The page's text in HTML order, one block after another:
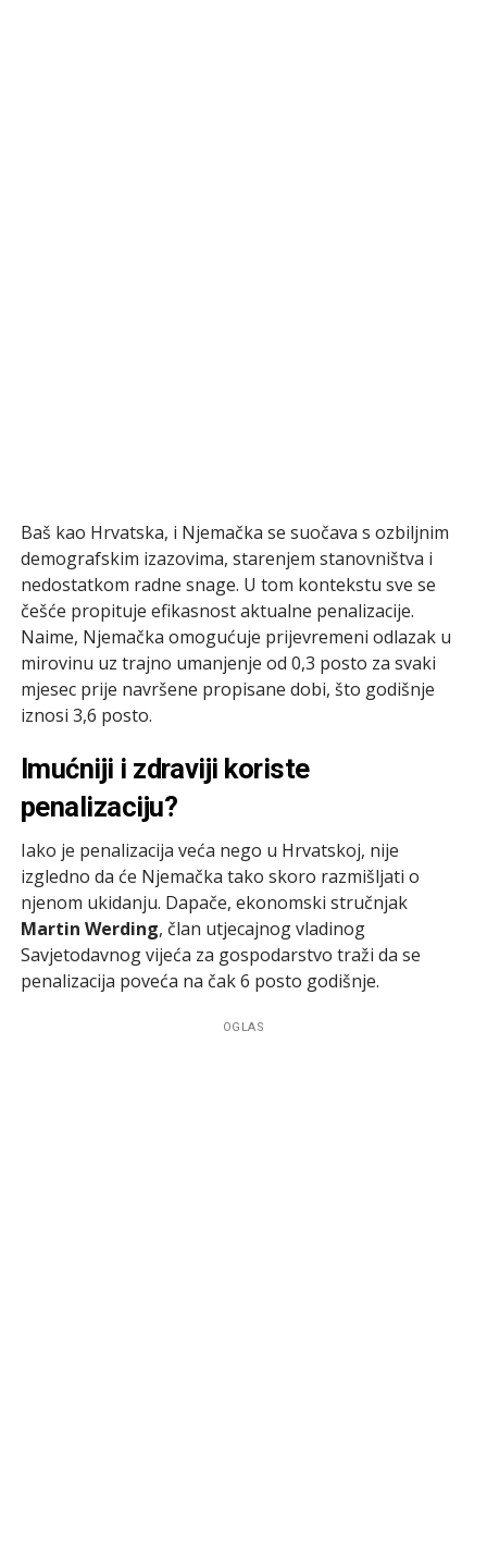
Baš kao Hrvatska, i Njemačka se suočava s ozbiljnim
demografskim izazovima, starenjem stanovništva i
nedostatkom radne snage. U tom kontekstu sve se
češće propituje efikasnost aktualne penalizacije.
Naime, Njemačka omogućuje prijevremeni odlazak u
mirovinu uz trajno umanjenje od 0,3 posto za svaki
mjesec prije navršene propisane dobi, što godišnje
iznosi 3,6 posto.
Imućniji i zdraviji koriste
penalizaciju?
Iako je penalizacija veća nego u Hrvatskoj, nije
izgledno da će Njemačka tako skoro razmišljati o
njenom ukidanju. Dapače, ekonomski stručnjak
Martin Werding, član utjecajnog vladinog
Savjetodavnog vijeća za gospodarstvo traži da se
penalizacija poveća na čak 6 posto godišnje.
OGLAS